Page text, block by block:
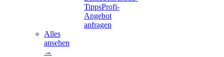
TippsProfi-
Angebot
anfragen
Alles
ansehen
→